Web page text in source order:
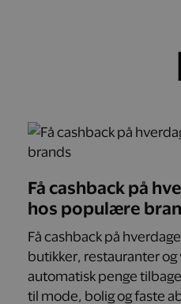
Få cashback på
hos populære
Få cashback på
butikker, restauranter
automatisk penge
til mode, bolig og faste